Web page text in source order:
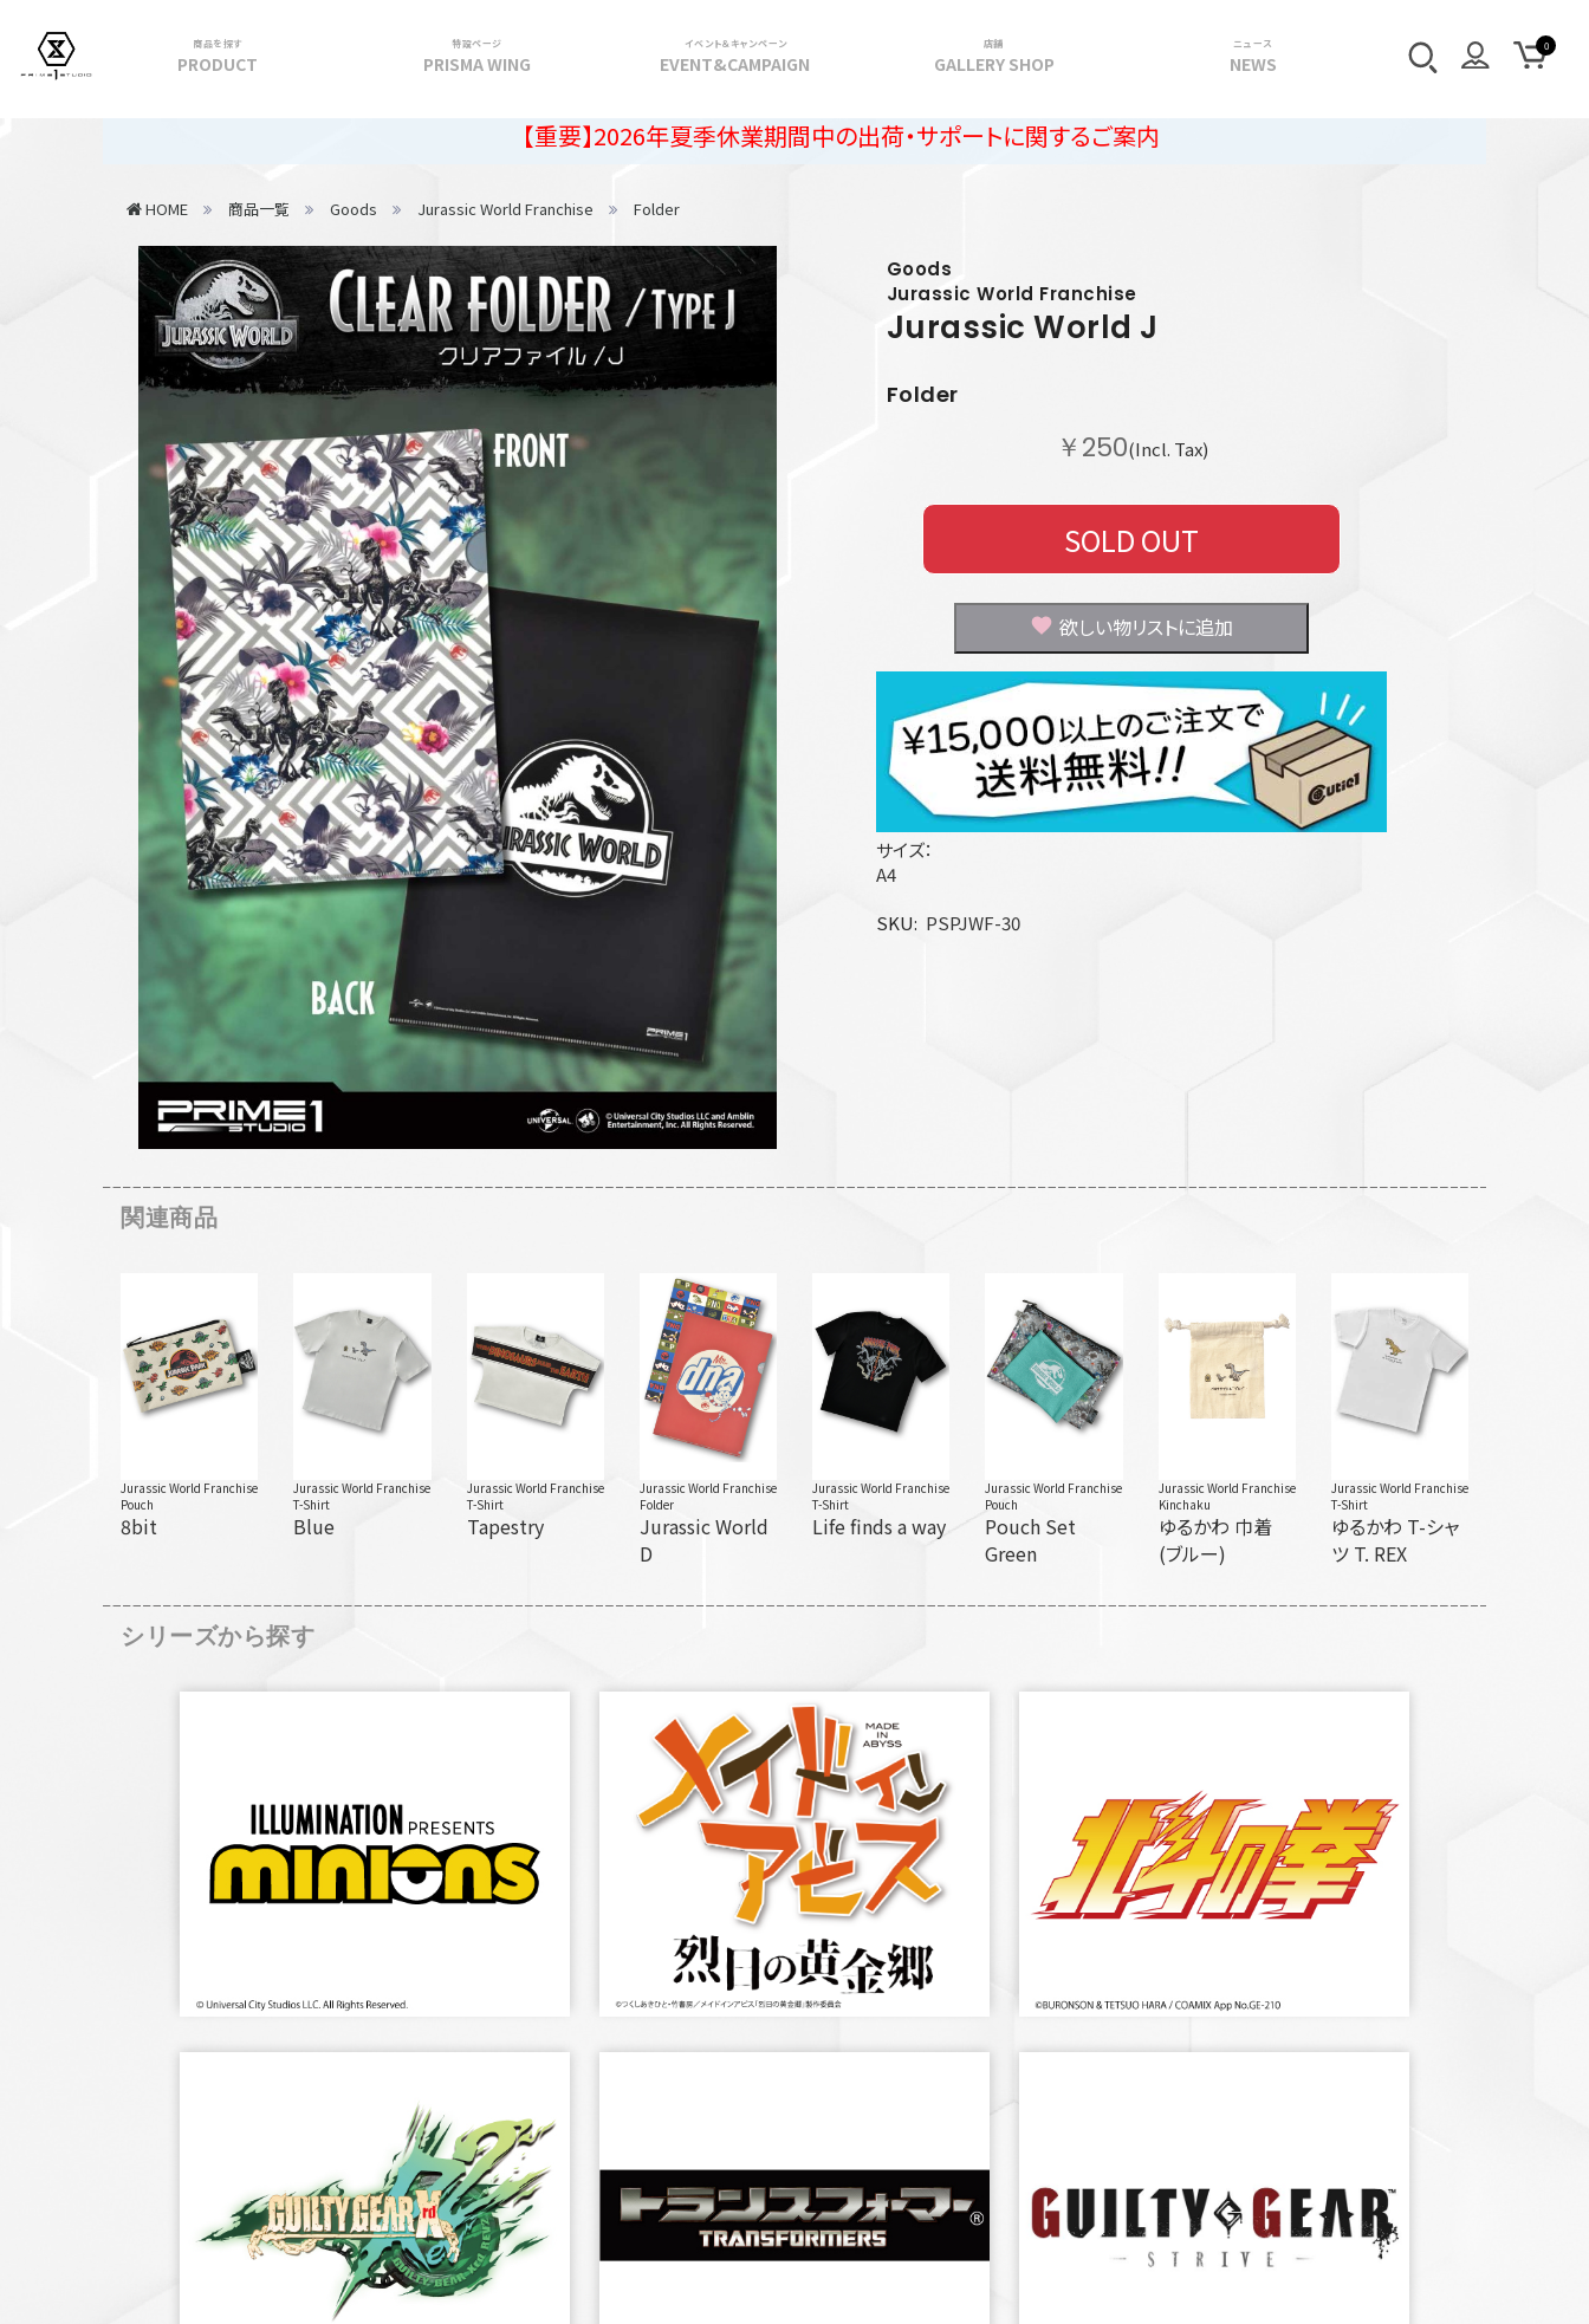
商品を探す
PRODUCT
PRIME 1 STATUE
PRIME COLLECTIBLE FIGURE
VIEW ALL...
VIEW ALL...
アクリルキーホルダー
スタチューはこち
ら
特設ページ
PRISMA WING
イベント＆キャンペーン
EVENT&CAMPAIGN
店舗
GALLERY SHOP
ニュース
NEWS
【重要】2026年夏季休業期間中の出荷・サポートに関するご案内
HOME 商品一覧 Goods Jurassic World Franchise Folder
Goods
Jurassic World Franchise
Jurassic World J
Folder
￥250(Incl. Tax)
SOLD OUT
欲しい物リストに追加
サイズ：
A4
SKU
PSPJWF-30
関連商品
Jurassic World Franchise
Pouch
8bit
Jurassic World Franchise
T-Shirt
Blue
Jurassic World Franchise
T-Shirt
Tapestry
Jurassic World Franchise
Folder
Jurassic World
D
Jurassic World Franchise
T-Shirt
Life finds a way
Jurassic World Franchise
Pouch
Pouch Set
Green
Jurassic World Franchise
Kinchaku
ゆるかわ 巾着
(ブルー)
Jurassic World Franchise
T-Shirt
ゆるかわ T-シャ
ツ T. REX
シリーズから探す